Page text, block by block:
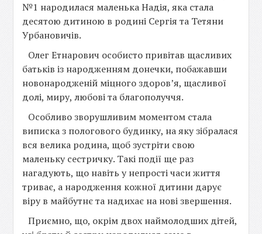
№1 народилася маленька Надія, яка стала
десятою дитиною в родині Сергія та Тетяни
Урбановичів.
Олег Етнарович особисто привітав щасливих
батьків із народженням донечки, побажавши
новонародженій міцного здоров’я, щасливої
долі, миру, любові та благополуччя.
Особливо зворушливим моментом стала
виписка з пологового будинку, на яку зібралася
вся велика родина, щоб зустріти свою
маленьку сестричку. Такі події ще раз
нагадують, що навіть у непрості часи життя
триває, а народження кожної дитини дарує
віру в майбутнє та надихає на нові звершення.
Приємно, що, окрім двох наймолодших дітей,